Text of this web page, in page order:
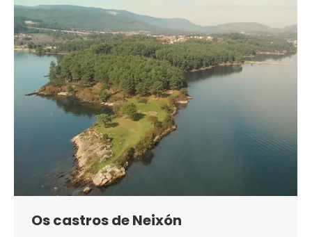
Os castros de Neixón